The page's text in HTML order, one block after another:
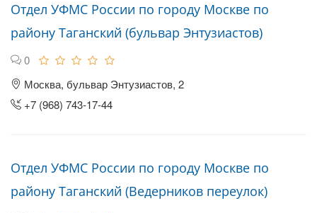
Отдел УФМС России по городу Москве по
району Таганский (бульвар Энтузиастов)
0
Москва, бульвар Энтузиастов, 2
+7 (968) 743-17-44
Отдел УФМС России по городу Москве по
району Таганский (Ведерников переулок)